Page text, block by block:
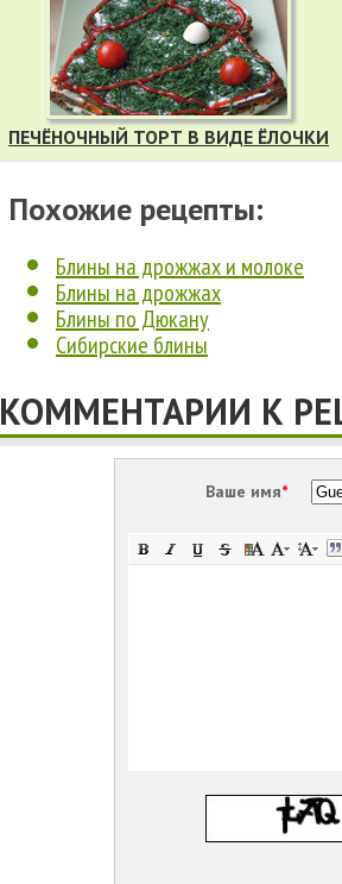
ПЕЧЁНОЧНЫЙ ТОРТ В ВИДЕ ЁЛОЧКИ
Похожие рецепты:
Блины на дрожжах и молоке
Блины на дрожжах
Блины по Дюкану
Сибирские блины
КОММЕНТАРИИ К
Ваше имя*